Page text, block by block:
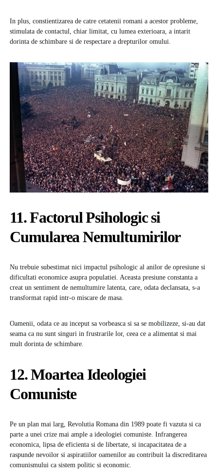
In plus, constientizarea de catre cetatenii romani a acestor probleme,
stimulata de contactul, chiar limitat, cu lumea exterioara, a intarit
dorinta de schimbare si de respectare a drepturilor omului.
11. Factorul Psihologic si
Cumularea Nemultumirilor
Nu trebuie subestimat nici impactul psihologic al anilor de opresiune si
dificultati economice asupra populatiei. Aceasta presiune constanta a
creat un sentiment de nemultumire latenta, care, odata declansata, s-a
transformat rapid intr-o miscare de masa.
Oamenii, odata ce au inceput sa vorbeasca si sa se mobilizeze, si-au dat
seama ca nu sunt singuri in frustrarile lor, ceea ce a alimentat si mai
mult dorinta de schimbare.
12. Moartea Ideologiei
Comuniste
Pe un plan mai larg, Revolutia Romana din 1989 poate fi vazuta si ca
parte a unei crize mai ample a ideologiei comuniste. Infrangerea
economica, lipsa de eficienta si de libertate, si incapacitatea de a
raspunde nevoilor si aspiratiilor oamenilor au contribuit la discreditarea
comunismului ca sistem politic si economic.